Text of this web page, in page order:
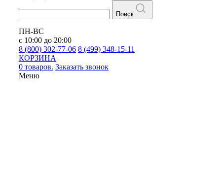
Поиск
ПН-ВС
с 10:00 до 20:00
8 (800) 302-77-06 8 (499) 348-15-11
КОРЗИНА
0 товаров. Заказать звонок
Меню